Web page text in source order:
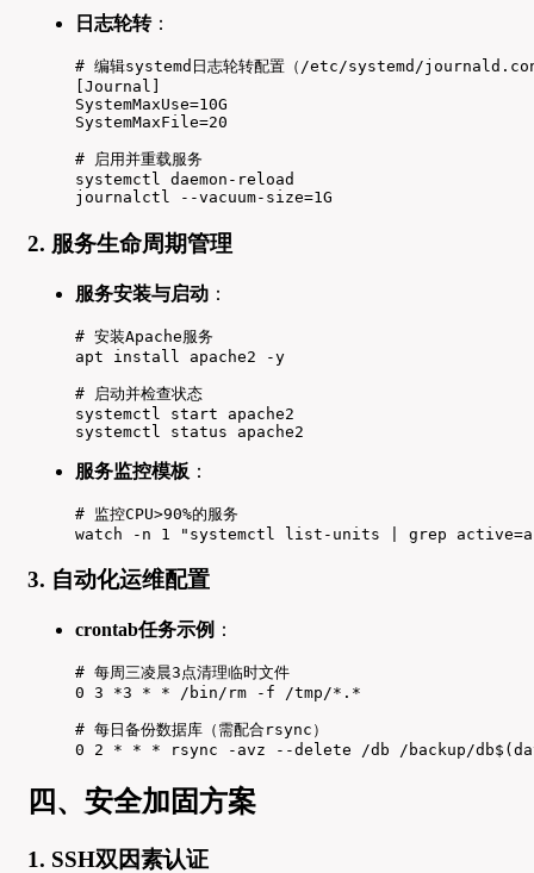
日志轮转：
# 编辑systemd日志轮转配置（/etc/systemd/
[Journal]
SystemMaxUse=10G
SystemMaxFile=20
# 启用并重载服务
systemctl daemon-reload
journalctl --vacuum-size=1G
2. 服务生命周期管理
服务安装与启动 ：
# 安装Apache服务
apt install apache2 -y
# 启动并检查状态
systemctl start apache2
systemctl status apache2
服务监控模板 ：
# 监控CPU>90%的服务
watch -n 1 "systemctl list-units | grep
3. 自动化运维配置
crontab任务示例 ：
# 每周三凌晨3点清理临时文件
0 3 *3 * * /bin/rm -f /tmp/*.*
# 每日备份数据库（需配合rsync）
0 2 * * * rsync -avz --delete /db /backup/db$(date
四、安全加固方案
1. SSH双因素认证